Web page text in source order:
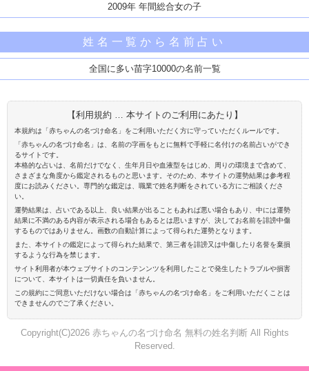
2009年 年間総合女の子
姓名一覧から名前占い
全国に多い苗字10000の名前一覧
【利用規約 … 本サイトのご利用にあたり】
本規約は「赤ちゃんの名づけ命名」をご利用いただく方に守っていただくルールです。
「赤ちゃんの名づけ命名」は、名前の字画をもとに無料で手軽に名付けの名前占いができ
るサイトです。
本格的な占いは、名前だけでなく、生年月日や血液型をはじめ、周りの環境まで含めて、
さまざまな角度から鑑定されるものと思います。そのため、本サイトの運勢結果は参考程
度にお読みください。専門的な鑑定は、職業で姓名判断をされている方にご相談くださ
い。
運勢結果は、占いである以上、良い結果が出ることもあれば悪い場合もあり、中には運勢
結果に不満のある内容が表示される場合もあるとは思いますが、決してお名前を誹謗中傷
するものではありません。画数の自動計算によって得られた運勢となります。
また、本サイトの鑑定によって得られた結果で、第三者を誹謗又は中傷したり名誉を棄損
するような行為を禁じます。
サイト利用者が本ウェブサイトのコンテンンツを利用したことで発生したトラブルや損害
について、本サイトは一切責任を負いません。
この規約にご同意いただけない場合は「赤ちゃんの名づけ命名」をご利用いただくことは
できませんのでご了承ください。
Copyright(C)2026 赤ちゃんの名づけ命名 無料の姓名判断 All Rights
Reserved.